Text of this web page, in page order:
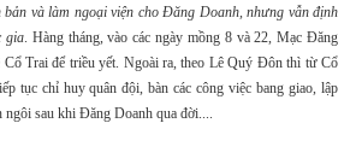
và làm ngoại viện cho Đăng Doanh, nhưng vẫn định
gia. Hàng tháng, vào các ngày mồng 8 và 22, Mạc Đăng
Cổ Trai để triều yết. Ngoài ra, theo Lê Quý Đôn thì từ Cổ
tục chỉ huy quân đội, bàn các công việc bang giao, lập
ngôi sau khi Đăng Doanh qua đời....